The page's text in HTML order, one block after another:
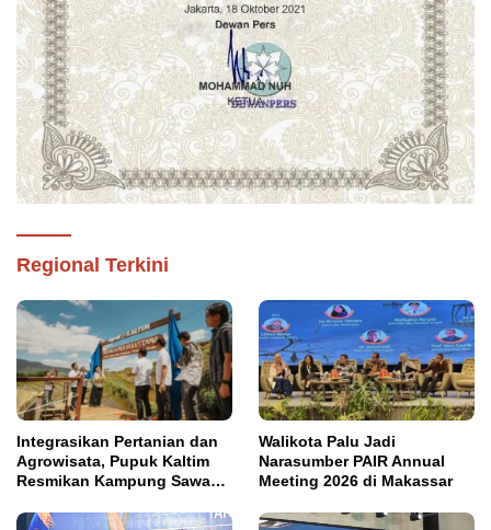
Regional Terkini
Integrasikan Pertanian dan
Agrowisata, Pupuk Kaltim
Resmikan Kampung Sawah
Walikota Palu Jadi
Narasumber PAIR Annual
Meeting 2026 di Makassar